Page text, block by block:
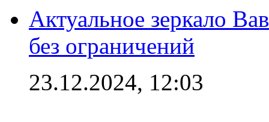
Актуальное зеркало
без ограничений
23.12.2024, 12:03